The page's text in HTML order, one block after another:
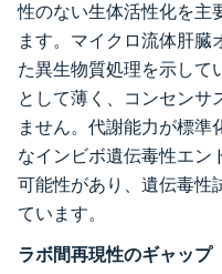
性のない生体活性化を主
ます。マイクロ流体肝臓
た異生物質処理を示して
として薄く、コンセンサ
ません。代謝能力が標準
なインビボ遺伝毒性エン
可能性があり、遺伝毒性
ています。
ラボ間再現性のギャップ